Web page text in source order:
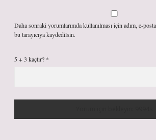
Daha sonraki yorumlarımda kullanılması için adım, e-
bu tarayıcıya kaydedilsin.
5 + 3 kaçtır? *